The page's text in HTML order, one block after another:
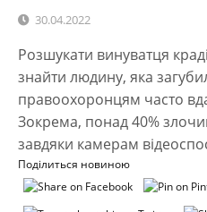
30.04.2022
Розшукати винуватця
знайти людину, яка
правоохоронцям часто
Зокрема, понад 40%
завдяки камерам
Поділиться новиною